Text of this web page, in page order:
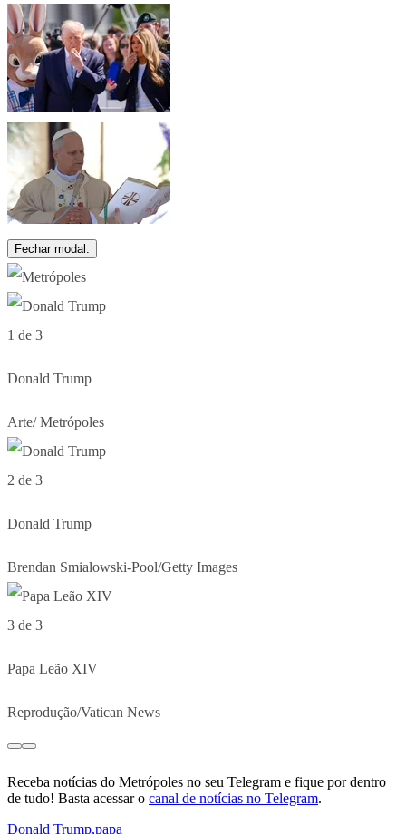
Fechar modal.
1 de 3
Donald Trump
Arte/ Metrópoles
2 de 3
Donald Trump
Brendan Smialowski-Pool/Getty Images
3 de 3
Papa Leão XIV
Reprodução/Vatican News
Receba notícias do Metrópoles no seu Telegram e fique por dentro
de tudo! Basta acessar o canal de notícias no Telegram.
Donald Trump,papa